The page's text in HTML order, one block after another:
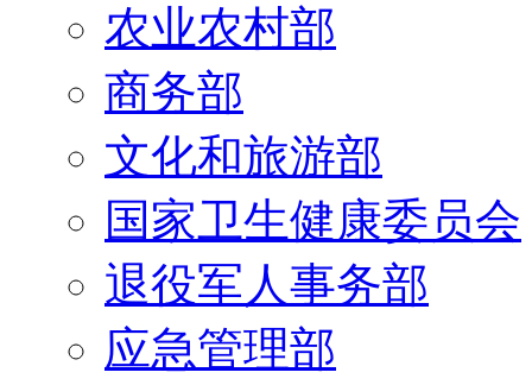
农业农村部
商务部
文化和旅游部
国家卫生健康委员会
退役军人事务部
应急管理部